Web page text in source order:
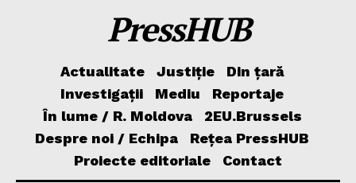
PressHUB
Actualitate Justiție
Din țară
Investigații
Mediu
Reportaje
În lume / R. Moldova
2EU.Brussels
Despre noi / Echipa
Rețea PressHUB
Proiecte editoriale
Contact